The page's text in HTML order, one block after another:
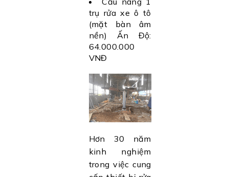
trụ rửa xe ô tô
(mặt bàn âm
nền) Ấn Độ:
64.000.000
VNĐ
Hơn 30 năm
kinh nghiệm
trong việc cung